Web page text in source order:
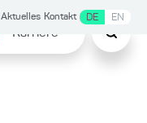
Aktuelles Kontakt DE EN
Karriere